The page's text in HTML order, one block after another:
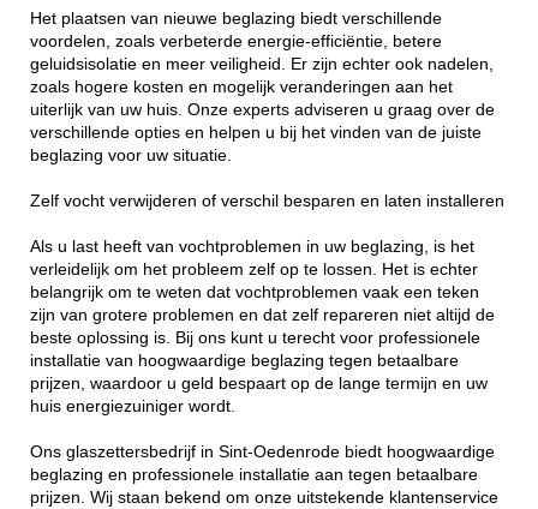
Het plaatsen van nieuwe beglazing biedt verschillende
voordelen, zoals verbeterde energie-efficiëntie, betere
geluidsisolatie en meer veiligheid. Er zijn echter ook nadelen,
zoals hogere kosten en mogelijk veranderingen aan het
uiterlijk van uw huis. Onze experts adviseren u graag over de
verschillende opties en helpen u bij het vinden van de juiste
beglazing voor uw situatie.
Zelf vocht verwijderen of verschil besparen en laten installeren
Als u last heeft van vochtproblemen in uw beglazing, is het
verleidelijk om het probleem zelf op te lossen. Het is echter
belangrijk om te weten dat vochtproblemen vaak een teken
zijn van grotere problemen en dat zelf repareren niet altijd de
beste oplossing is. Bij ons kunt u terecht voor professionele
installatie van hoogwaardige beglazing tegen betaalbare
prijzen, waardoor u geld bespaart op de lange termijn en uw
huis energiezuiniger wordt.
Ons glaszettersbedrijf in Sint-Oedenrode biedt hoogwaardige
beglazing en professionele installatie aan tegen betaalbare
prijzen. Wij staan bekend om onze uitstekende klantenservice